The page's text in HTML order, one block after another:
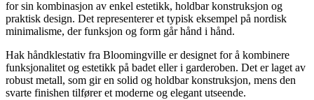
for sin kombinasjon av enkel estetikk, holdbar konstruksjon og
praktisk design. Det representerer et typisk eksempel på nordisk
minimalisme, der funksjon og form går hånd i hånd.
Hak håndklestativ fra Bloomingville er designet for å kombinere
funksjonalitet og estetikk på badet eller i garderoben. Det er laget av
robust metall, som gir en solid og holdbar konstruksjon, mens den
svarte finishen tilfører et moderne og elegant utseende.